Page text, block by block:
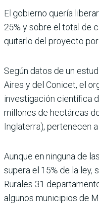
El gobierno quería
25% y sobre el total de
quitarlo del proyecto
Según datos de un
Aires y del Conicet, el
investigación científica
millones de hectáreas
Inglaterra), pertenecen
Aunque en ninguna de
supera el 15% de la ley,
Rurales 31
algunos municipios de